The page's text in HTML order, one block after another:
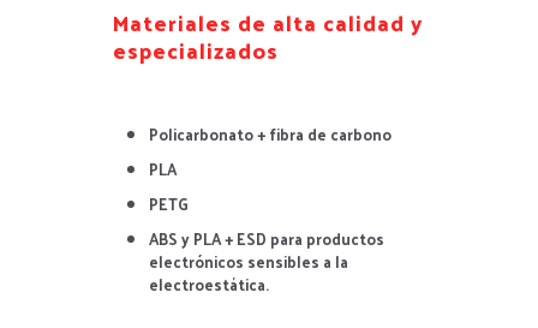
Materiales de alta calidad y
especializados
Policarbonato + fibra de carbono
PLA
PETG
ABS y PLA + ESD para productos
electrónicos sensibles a la
electroestática.